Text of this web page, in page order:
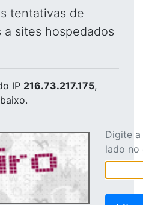
tentativas de
a sites hospedados
IP 216.73.217.175,
Digite
lado no